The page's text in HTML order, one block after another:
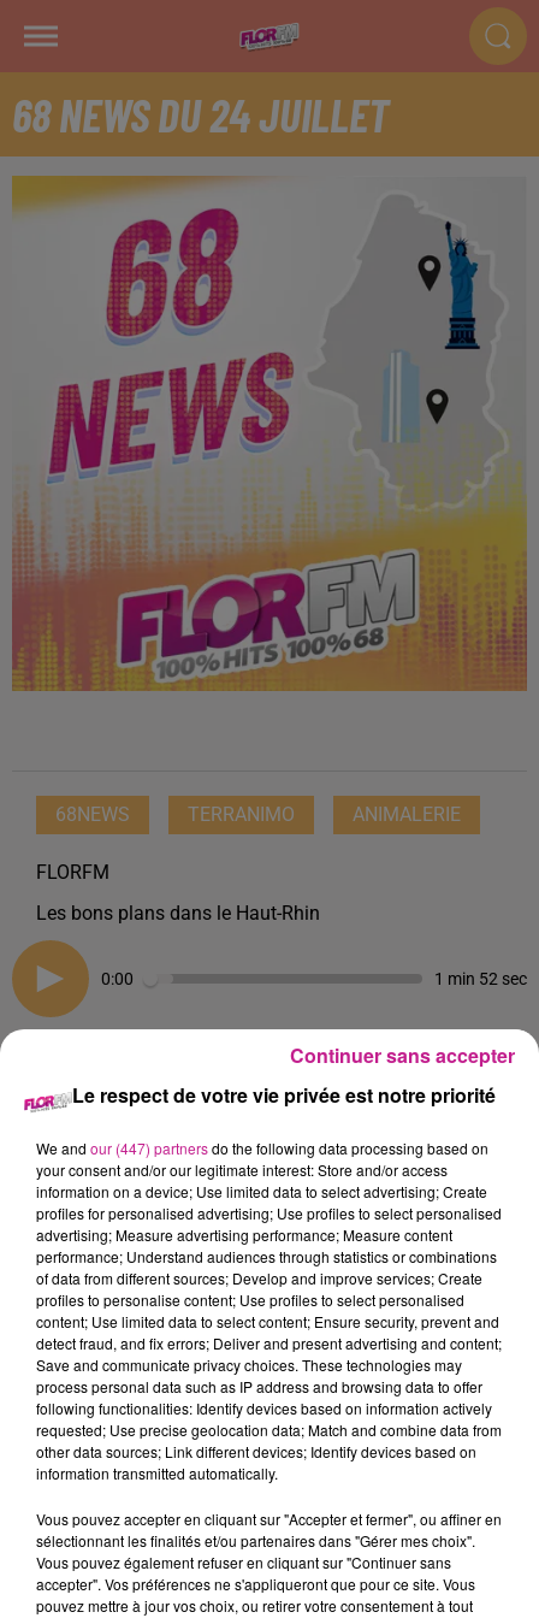
68 NEWS DU 24 JUILLET
68NEWS TERRANIMO ANIMALERIE
FLORFM
Les bons plans dans le Haut-Rhin
0:00 1 min 52 sec
68 NEWS DU 24 JUILLET
Retrouvez les 68 news du 24 juillet avecTerranimoColmar,
Sierentz et Burnhaupt-le-Haut, votre animalerie dans le Haut-
Rhin
TITRES DIFFUSÉS
10h35
10h35 10h31
10h31
Le respect de votre vie privée est notre priorité
We and our (447) partnersdo the following data processing based on
your consent and/or our legitimate interest: Store and/or access
information on a device; Use limited data to select advertising; Create
profiles for personalised advertising; Use profiles to select personalised
advertising; Measure advertising performance; Measure content
performance; Understand audiences through statistics or combinations
of data from different sources; Develop and improve services; Create
profiles to personalise content; Use profiles to select personalised
content; Use limited data to select content; Ensure security, prevent and
detect fraud, and fix errors; Deliver and present advertising and content;
Save and communicate privacy choices. These technologies may
process personal data such as IP address and browsing data to offer
following functionalities: Identify devices based on information actively
requested; Use precise geolocation data; Match and combine data from
other data sources; Link different devices; Identify devices based on
information transmitted automatically.
Vous pouvez accepter en cliquant sur "Accepter et fermer", ou affiner en
sélectionnant les finalités et/ou partenaires dans "Gérer mes choix".
Vous pouvez également refuser en cliquant sur "Continuer sans
accepter". Vos préférences ne s'appliqueront que pour ce site. Vous
pouvez mettre à jour vos choix, ou retirer votre consentement à tout
Continuer sans accepter